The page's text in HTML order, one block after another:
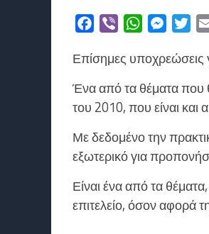
Facebook
Viber WhatsApp
Επίσημες
Ένα από τα θέματα που
του 2010, που είναι και
Με δεδομένο την
εξωτερικό για
Είναι ένα από τα
επιτελείο, όσον αφορά